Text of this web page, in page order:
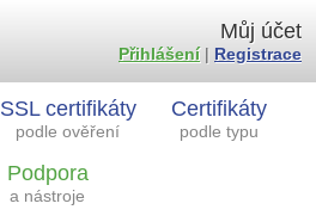
SSL certifikáty
podle ověření
Certifikáty
podle typu
Podpora
a nástroje
Můj účet
Přihlášení| Registrace